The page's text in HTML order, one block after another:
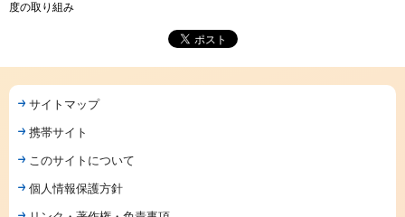
度の取り組み
サイトマップ
携帯サイト
このサイトについて
個人情報保護方針